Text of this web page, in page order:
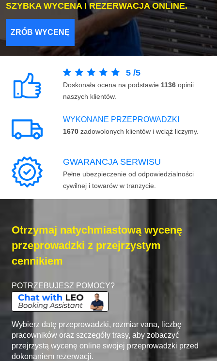
SZYBKA WYCENA I REZERWACJA ONLINE.
ZRÓB WYCENĘ
5 /5
Doskonała ocena na podstawie 1136 opinii
naszych klientów.
WYKONANE PRZEPROWADZKI
1670 zadowolonych klientów i wciąż liczymy.
GWARANCJA SERWISU
Pełne ubezpieczenie od odpowiedzialności
cywilnej i towarów w tranzycie.
Otrzymaj natychmiastową wycenę
przeprowadzki z przejrzystym
cennikiem
POTRZEBUJESZ POMOCY?
Wybierz datę przeprowadzki, rozmiar vana, liczbę
pracowników oraz szczegóły trasy, aby zobaczyć
przejrzystą wycenę online swojej przeprowadzki przed
dokonaniem rezerwacji.